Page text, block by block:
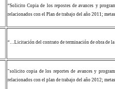
“Solicito Copia de los repostes de avances y
relacionados con el Plan de trabajo del año 2011;
“…Licitación del contrato de terminación de obra de
"solicito copia de los reportes de avances y
relacionados con el plan de trabajo del año 2012;